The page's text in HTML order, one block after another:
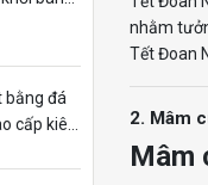
bằng đá
cấp kiên
nhằm
Tết Đoan
2. Mâm
Mâm